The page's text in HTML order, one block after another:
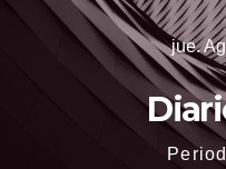
jue.